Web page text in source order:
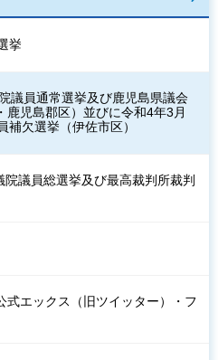
挙
議員通常選挙及び鹿児島県議会
鹿児島郡区）並びに令和4年3月
補欠選挙（伊佐市区）
議員総選挙及び最高裁判所裁判
式エックス（旧ツイッター）・フ